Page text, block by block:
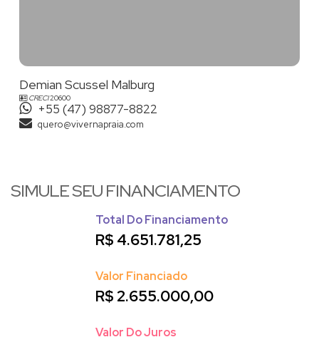
auxiliam nos atendimentos.
Demian Scussel Malburg
CRECI20600
+55 (47) 98877-8822
quero@vivernapraia.com
SIMULE SEU FINANCIAMENTO
Total Do Financiamento
R$ 4.651.781,25
Valor Financiado
R$2.655.000,00
Valor Do Juros